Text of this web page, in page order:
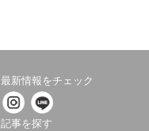
最新情報をチェック
記事を探す